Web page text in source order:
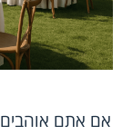
אם אתם